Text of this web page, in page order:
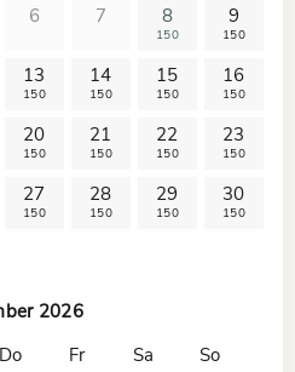
6 7 8
150
9
150
13
150
14
150
15
150
16
150
20
150
21
150
22
150
23
150
27
150
28
150
29
150
30
150
2026
Do Fr Sa
So